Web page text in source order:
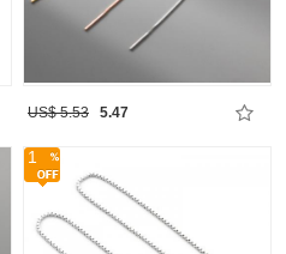
US$ 5.53 5.47
1